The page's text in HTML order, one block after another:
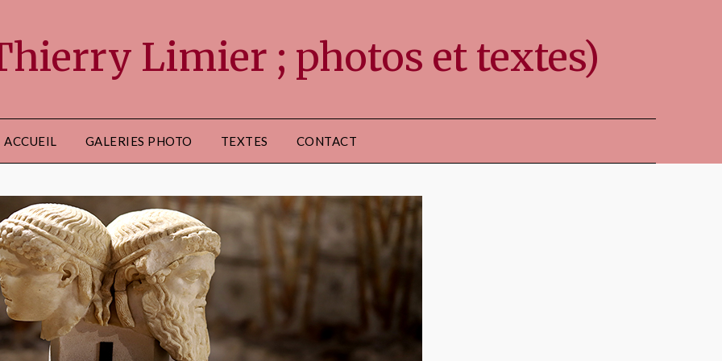
Limier ; photos et textes)
ACCUEIL GALERIES PHOTO TEXTES CONTACT